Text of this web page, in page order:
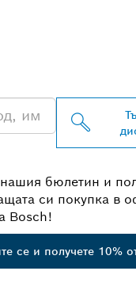
бюлетин и
си покупка в
Bosch!
се и получете 10%